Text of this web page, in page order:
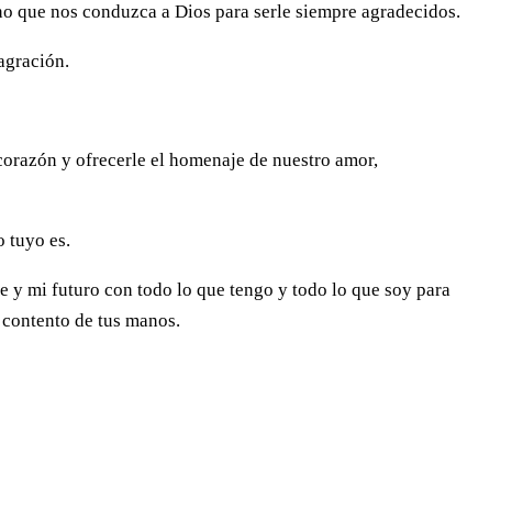
que nos conduzca a Dios para serle siempre agradecidos.
y ofrecerle el homenaje de nuestro amor,
tuyo es.
y mi futuro con todo lo que tengo y todo lo que soy para
de tus manos.